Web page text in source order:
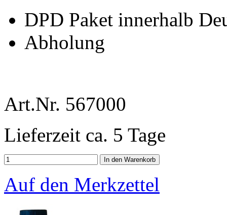
DPD Paket innerhalb
Abholung
Art.Nr. 567000
Lieferzeit ca. 5 Tage
Auf den Merkzettel